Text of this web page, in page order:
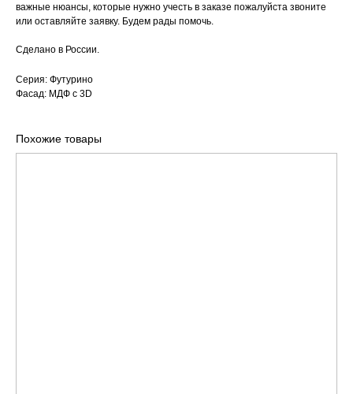
важные нюансы, которые нужно учесть в заказе пожалуйста звоните
или оставляйте заявку. Будем рады помочь.
Сделано в России.
Серия: Футурино
Фасад: МДФ с 3D
Похожие товары